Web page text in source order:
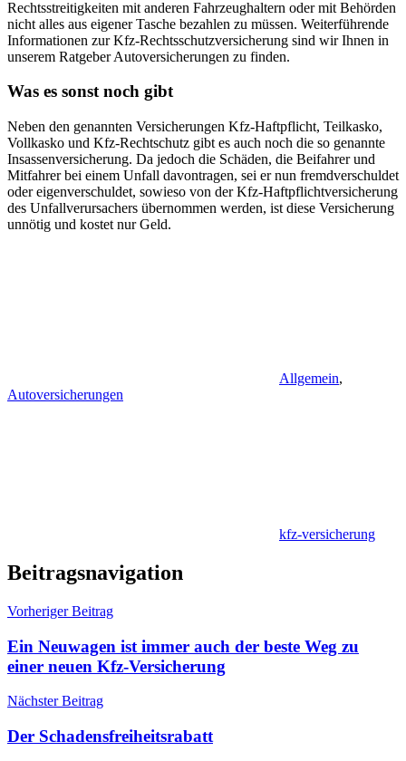
Rechtsstreitigkeiten mit anderen Fahrzeughaltern oder mit Behörden
nicht alles aus eigener Tasche bezahlen zu müssen. Weiterführende
Informationen zur Kfz-Rechtsschutzversicherung sind wir Ihnen in
unserem Ratgeber Autoversicherungen zu finden.
Was es sonst noch gibt
Neben den genannten Versicherungen Kfz-Haftpflicht, Teilkasko,
Vollkasko und Kfz-Rechtschutz gibt es auch noch die so genannte
Insassenversicherung. Da jedoch die Schäden, die Beifahrer und
Mitfahrer bei einem Unfall davontragen, sei er nun fremdverschuldet
oder eigenverschuldet, sowieso von der Kfz-Haftpflichtversicherung
des Unfallverursachers übernommen werden, ist diese Versicherung
unnötig und kostet nur Geld.
Allgemein,
Autoversicherungen
kfz-versicherung
Beitragsnavigation
Vorheriger Beitrag
Ein Neuwagen ist immer auch der beste Weg zu
einer neuen Kfz-Versicherung
Nächster Beitrag
Der Schadensfreiheitsrabatt